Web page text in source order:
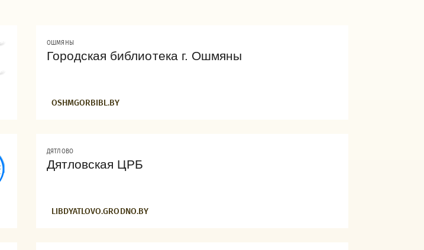
ОШМЯНЫ
Городская библиотека г. Ошмяны
OSHMGORBIBL.BY
ДЯТЛОВО
Дятловская ЦРБ
LIBDYATLOVO.GRODNO.BY